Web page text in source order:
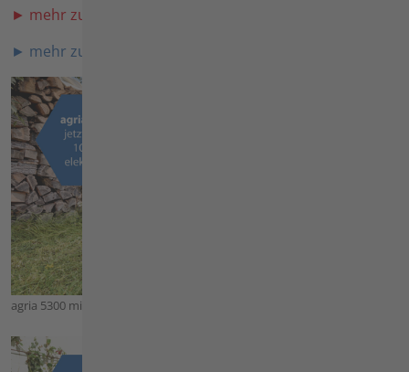
agria 5300 mit Mähbalken
► mehr zum Mäher
► mehr zum elektrischen Mäher